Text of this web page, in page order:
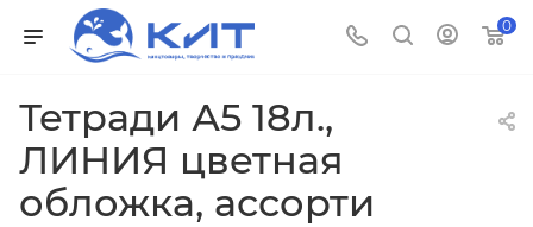
0
Тетради А5 18л.,
ЛИНИЯ цветная
обложка, ассорти